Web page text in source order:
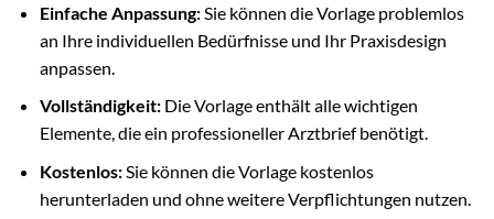
Einfache Anpassung:Sie können die Vorlage problemlos
an Ihre individuellen Bedürfnisse und Ihr Praxisdesign
anpassen.
Vollständigkeit:Die Vorlage enthält alle wichtigen
Elemente, die ein professioneller Arztbrief benötigt.
Kostenlos:Sie können die Vorlage kostenlos
herunterladen und ohne weitere Verpflichtungen nutzen.